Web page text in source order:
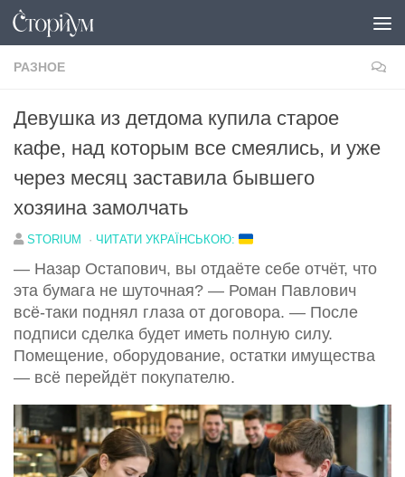
Под записью
РАЗНОЕ
Девушка из детдома купила старое
кафе, над которым все смеялись, и уже
через месяц заставила бывшего
хозяина замолчать
STORIUM · ЧИТАТИ УКРАЇНСЬКОЮ:
— Назар Остапович, вы отдаёте себе отчёт, что
эта бумага не шуточная? — Роман Павлович
всё-таки поднял глаза от договора. — После
подписи сделка будет иметь полную силу.
Помещение, оборудование, остатки имущества
— всё перейдёт покупателю.